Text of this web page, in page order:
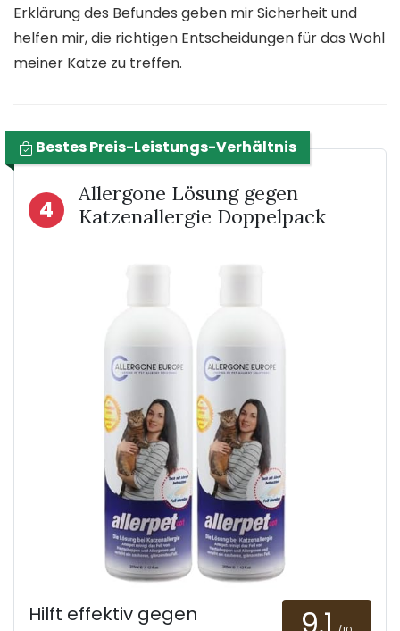
Erklärung des Befundes geben mir Sicherheit und
helfen mir, die richtigen Entscheidungen für das Wohl
meiner Katze zu treffen.
Bestes Preis-Leistungs-Verhältnis
4
Allergone Lösung gegen
Katzenallergie Doppelpack
Hilft effektiv gegen